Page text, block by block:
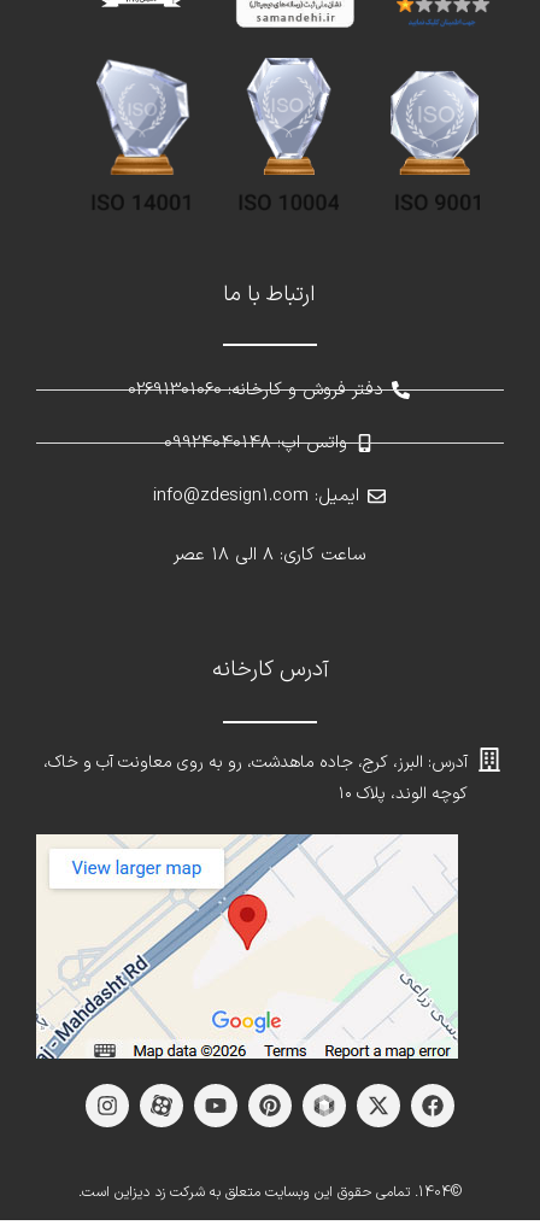
ارتباط با ما
دفتر فروش و کارخانه: 02691301060
واتس اپ: 09924040148
ایمیل: info@zdesign1.com
ساعت کاری: 8 الی 18 عصر
آدرس کارخانه
آدرس: البرز، کرج، جاده ماهدشت، رو به روی معاونت آب و خاک،
کوچه الوند، پلاک ۱۰
©1404. تمامی حقوق این وبسایت متعلق به شرکت زد دیزاین است.